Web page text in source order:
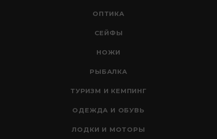
ОПТИКА
СЕЙФЫ
НОЖИ
РЫБАЛКА
ТУРИЗМ И КЕМПИНГ
ОДЕЖДА И ОБУВЬ
ЛОДКИ И МОТОРЫ